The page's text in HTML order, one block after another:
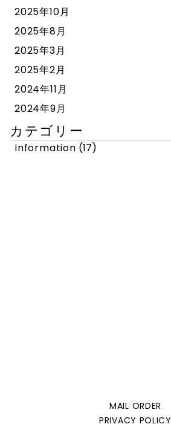
2025年10月
2025年8月
2025年3月
2025年2月
2024年11月
2024年9月
カテゴリー
Information (17)
MAIL ORDER
PRIVACY POLICY